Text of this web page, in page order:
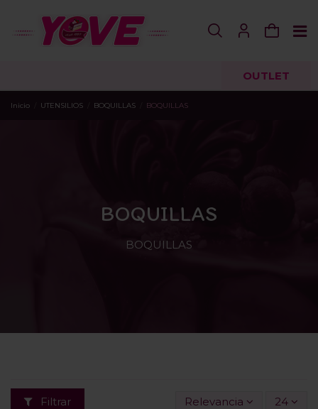
OUTLET
Inicio UTENSILIOS BOQUILLAS BOQUILLAS
BOQUILLAS
BOQUILLAS
Filtrar Relevancia 24